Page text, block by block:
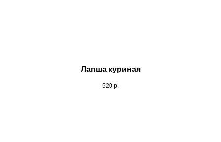
Лапша куриная
520 р.